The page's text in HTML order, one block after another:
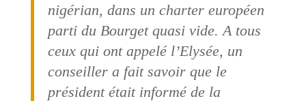
nigérian, dans un charter européen
parti du Bourget quasi vide. A tous
ceux qui ont appelé l’Elysée, un
conseiller a fait savoir que le
président était informé de la